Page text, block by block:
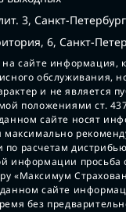
3, Санкт-Петербург
6, Санкт-
на сайте информация,
обслуживания,
и не является
положениями ст.
сайте носят
максимально
расчетам
информации просьба
«Максимум
сайте
без